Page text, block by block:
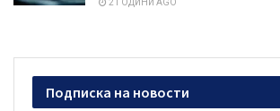
2 ГОДИНИ AGO
Подписка на новости